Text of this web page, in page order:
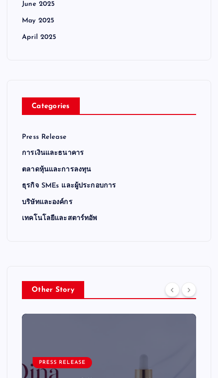
June 2025
May 2025
April 2025
Categories
Press Release
การเงินและธนาคาร
ตลาดหุ้นและการลงทุน
ธุรกิจ SMEs และผู้ประกอบการ
บริษัทและองค์กร
เทคโนโลยีและสตาร์ทอัพ
Other Story
เทคโนโลยีและสตาร์ทอัพ